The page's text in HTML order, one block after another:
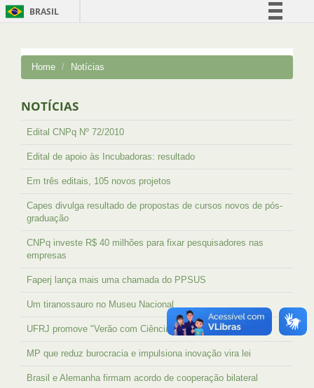
BRASIL
Comunica BR
Home Notícias
NOTÍCIAS
Edital CNPq Nº 72/2010
Edital de apoio às Incubadoras: resultado
Em três editais, 105 novos projetos
Capes divulga resultado de propostas de cursos novos de pós-
graduação
CNPq investe R$ 40 milhões para fixar pesquisadores nas
empresas
Faperj lança mais uma chamada do PPSUS
Um tiranossauro no Museu Nacional
UFRJ promove "Verão com Ciência" em Macaé
MP que reduz burocracia e impulsiona inovação vira lei
Brasil e Alemanha firmam acordo de cooperação bilateral